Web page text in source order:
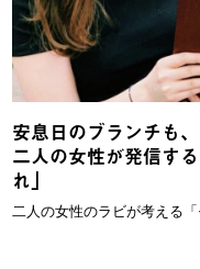
安息日のブランチも
二人の女性が発信す
れ」
二人の女性のラビが考える